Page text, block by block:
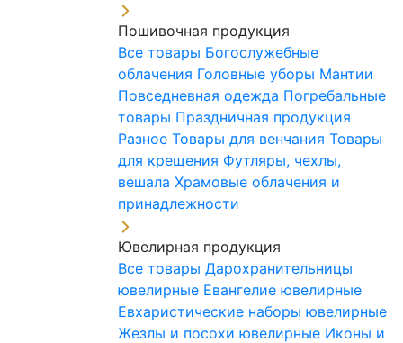
Пошивочная продукция
Все товары Богослужебные
облачения Головные уборы Мантии
Повседневная одежда Погребальные
товары Праздничная продукция
Разное Товары для венчания Товары
для крещения Футляры, чехлы,
вешала Храмовые облачения и
принадлежности
Ювелирная продукция
Все товары Дарохранительницы
ювелирные Евангелие ювелирные
Евхаристические наборы ювелирные
Жезлы и посохи ювелирные Иконы и